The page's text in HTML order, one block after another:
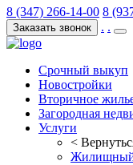
8 (347) 266-14-00 8
Заказать звонок . .
Срочный выкуп
Новостройки
Вторичное
Загородная
Услуги
<